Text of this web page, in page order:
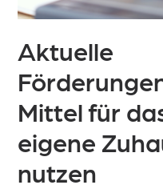
Aktuelle
Mittel für
eigene
nutzen